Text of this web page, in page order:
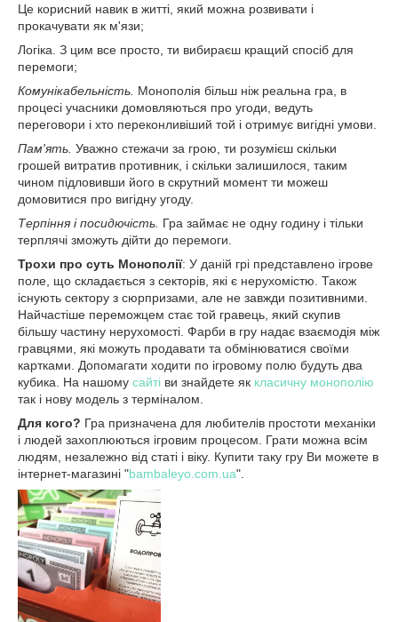
Це корисний навик в житті, який можна розвивати і
прокачувати як м'язи;
Логіка. З цим все просто, ти вибираєш кращий спосіб для
перемоги;
Комунікабельність. Монополія більш ніж реальна гра, в
процесі учасники домовляються про угоди, ведуть
переговори і хто переконливіший той і отримує вигідні умови.
Пам'ять. Уважно стежачи за грою, ти розумієш скільки
грошей витратив противник, і скільки залишилося, таким
чином підловивши його в скрутний момент ти можеш
домовитися про вигідну угоду.
Терпіння і посидючість. Гра займає не одну годину і тільки
терплячі зможуть дійти до перемоги.
Трохи про суть Монополії: У даній грі представлено ігрове
поле, що складається з секторів, які є нерухомістю. Також
існують сектору з сюрпризами, але не завжди позитивними.
Найчастіше переможцем стає той гравець, який скупив
більшу частину нерухомості. Фарби в гру надає взаємодія між
гравцями, які можуть продавати та обмінюватися своїми
картками. Допомагати ходити по ігровому полю будуть два
кубика. На нашому сайті ви знайдете як класичну монополію
так і нову модель з терміналом.
Для кого? Гра призначена для любителів простоти механіки
і людей захоплюються ігровим процесом. Грати можна всім
людям, незалежно від статі і віку. Купити таку гру Ви можете в
інтернет-магазині "bambaleyo.com.ua".